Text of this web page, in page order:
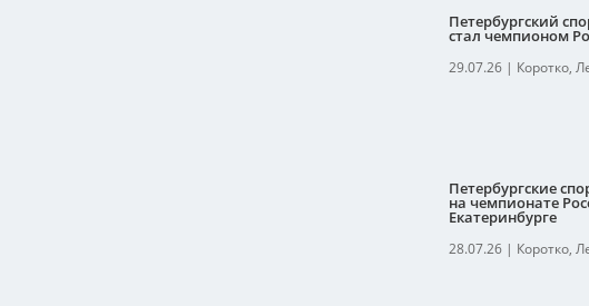
Петербургский
стал чемпионом
29.07.26| Коротко,
Петербургские
на чемпионате
Екатеринбурге
28.07.26| Коротко,